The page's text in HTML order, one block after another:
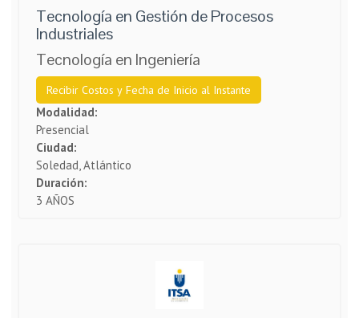
Tecnología en Gestión de Procesos
Industriales
Tecnología en Ingeniería
Recibir Costos y Fecha de Inicio al Instante
Modalidad:
Presencial
Ciudad:
Soledad, Atlántico
Duración:
3 AÑOS